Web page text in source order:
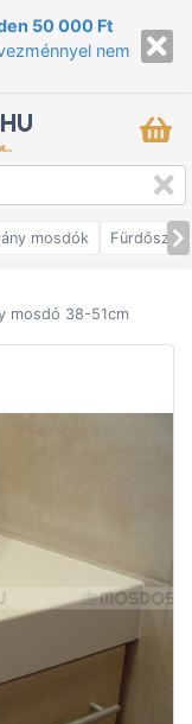
50 000 Ft
nem
HU
mosdók
mosdó 38-51cm